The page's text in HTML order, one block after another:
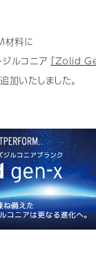
ショールーム
料に
ルコニア 「Zolid
加いたしました。